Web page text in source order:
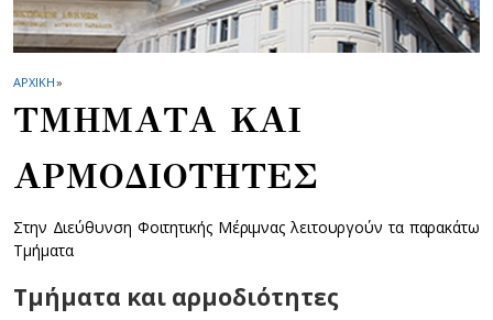
ΑΡΧΙΚΗ»
ΤΜΗΜΑΤΑ ΚΑΙ
ΑΡΜΟΔΙΟΤΗΤΕΣ
Στην Διεύθυνση Φοιτητικής Μέριμνας λειτουργούν τα παρακάτω
Τμήματα
Τμήματα και αρμοδιότητες